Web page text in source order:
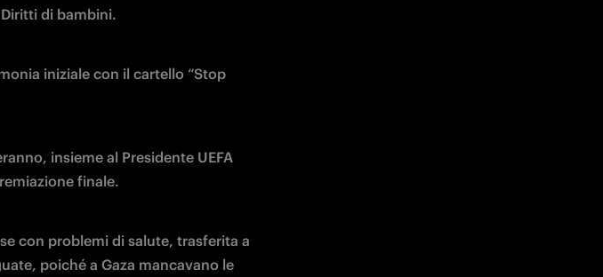
di bambini.
iniziale con il cartello “Stop
insieme al Presidente UEFA
finale.
con problemi di salute, trasferita a
poiché a Gaza mancavano le